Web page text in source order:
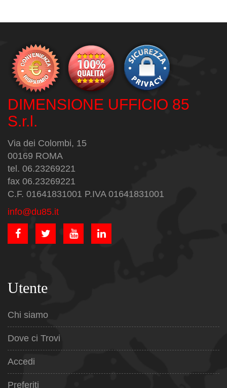
DIMENSIONE UFFICIO 85
S.r.l.
Via dei Colombi, 15
00169 ROMA
tel. 06.23269221
fax 06.23269221
C.F. 01641831001 P.IVA 01641831001
info@du85.it
Utente
Chi siamo
Dove ci Trovi
Accedi
Preferiti